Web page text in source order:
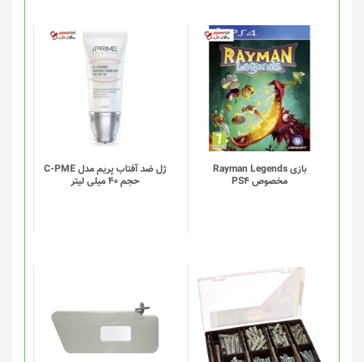
بازی Rayman Legends
مخصوص PS4
ژل ضد آفتاب پریم مدل C-PME
حجم 40 میلی لیتر
محصول
دارای
انواع
مختلفی
محصول
دارای
انواع
مختلفی